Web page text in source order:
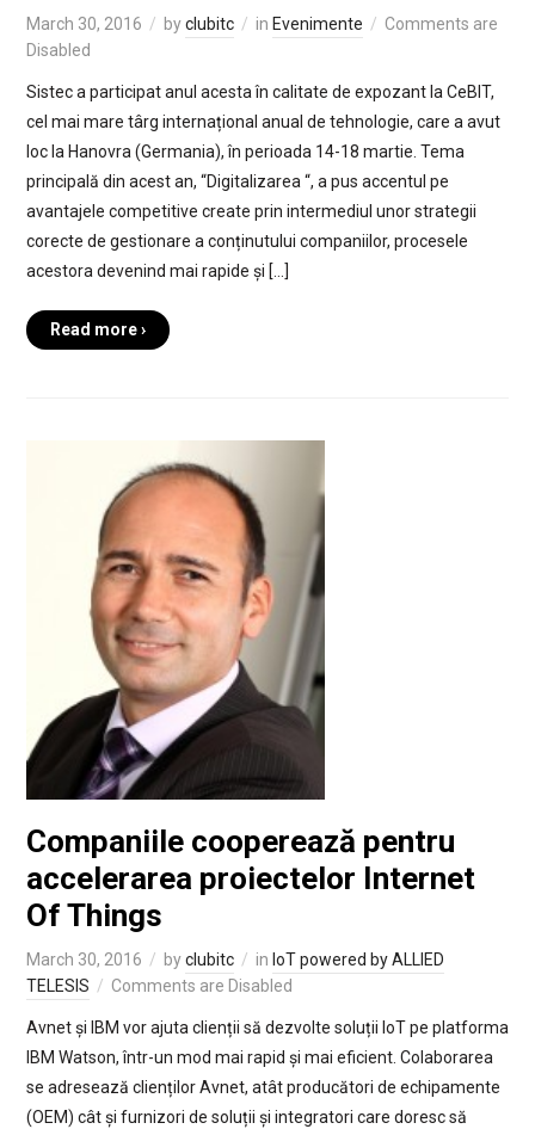
March 30, 2016 byclubitc in Evenimente
Comments are
Disabled
Sistec a participat anul acesta în calitate de expozant la CeBIT,
cel mai mare târg internațional anual de tehnologie, care a avut
loc la Hanovra (Germania), în perioada 14-18 martie. Tema
principală din acest an, “Digitalizarea “, a pus accentul pe
avantajele competitive create prin intermediul unor strategii
corecte de gestionare a conținutului companiilor, procesele
acestora devenind mai rapide și […]
Read more ›
Companiile cooperează pentru
accelerarea proiectelor Internet
Of Things
March 30, 2016 byclubitc in IoT powered by ALLIED
TELESIS
Comments are Disabled
Avnet și IBM vor ajuta clienții să dezvolte soluții IoT pe platforma
IBM Watson, într-un mod mai rapid și mai eficient. Colaborarea
se adresează clienților Avnet, atât producători de echipamente
(OEM) cât și furnizori de soluții și integratori care doresc să